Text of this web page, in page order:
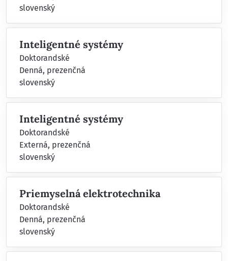
slovenský
Inteligentné systémy
Doktorandské
Denná, prezenčná
slovenský
Inteligentné systémy
Doktorandské
Externá, prezenčná
slovenský
Priemyselná elektrotechnika
Doktorandské
Denná, prezenčná
slovenský